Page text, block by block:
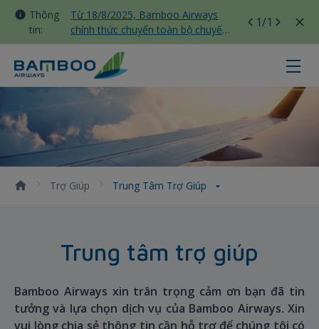
Thông
tin:
Từ 18/8/2025, Bamboo Airways
chính thức chuyển toàn bộ chuyến
bay nội địa sang nhà ga T3 Tân
Sơn Nhất
1/1
Trung tâm trợ giúp - Bamboo
Trợ Giúp Trung Tâm Trợ Giúp
Trung tâm trợ giúp
Bamboo Airways xin trân trọng cảm ơn bạn đã tin
tưởng và lựa chọn dịch vụ của Bamboo Airways. Xin
vui lòng chia sẻ thông tin cần hỗ trợ để chúng tôi có